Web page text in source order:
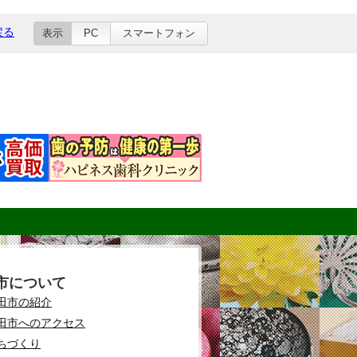
る 表示 PC スマートフォン
について
市の紹介
市へのアクセス
づくり